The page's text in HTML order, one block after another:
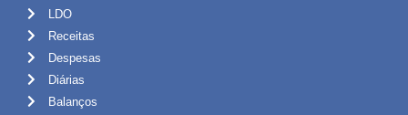
LDO
Receitas
Despesas
Diárias
Balanços